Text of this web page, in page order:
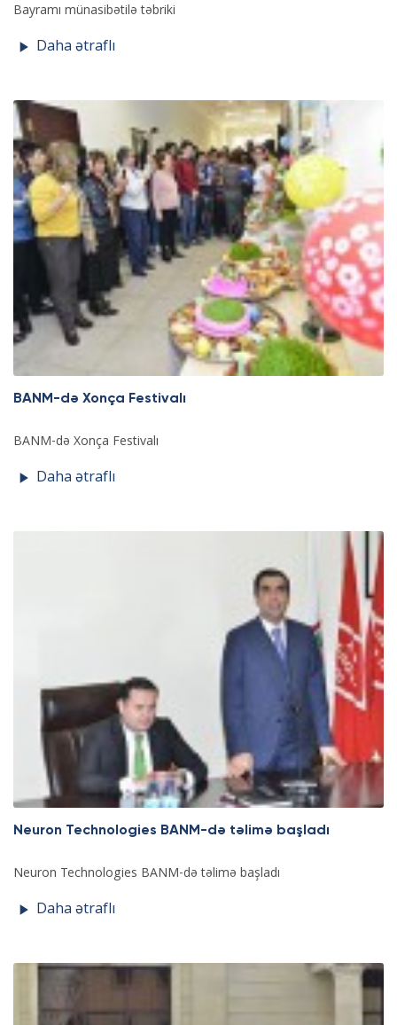
Bayramı münasibətilə təbriki
Daha ətraflı
BANM-də Xonça Festivalı
BANM-də Xonça Festivalı
Daha ətraflı
Neuron Technologies BANM-də təlimə başladı
Neuron Technologies BANM-də təlimə başladı
Daha ətraflı